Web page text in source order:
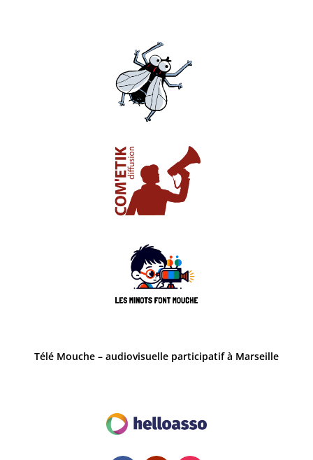
Télé Mouche – audiovisuelle participatif à Marseille